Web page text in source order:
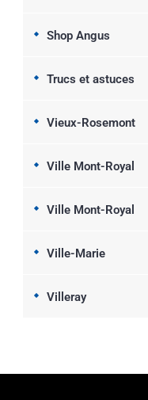
Shop Angus
Trucs et astuces
Vieux-Rosemont
Ville Mont-Royal
Ville Mont-Royal
Ville-Marie
Villeray